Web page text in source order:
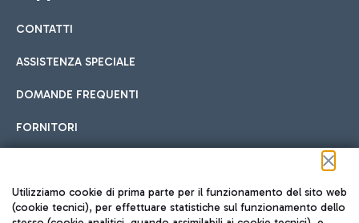
Cucina Internazionale
Hotel in aeroporto
Scegli l'alloggio più adatto e approfitta della vicinanza
all'aeroporto.
Car sharing
Con il Car Sharing è ancora più facile spostarsi
CONTATTI
ASSISTENZA SPECIALE
DOMANDE FREQUENTI
FORNITORI
Seguici sui social
Utilizziamo cookie di prima parte per il funzionamento del sito web
(cookie tecnici), per effettuare statistiche sul funzionamento dello